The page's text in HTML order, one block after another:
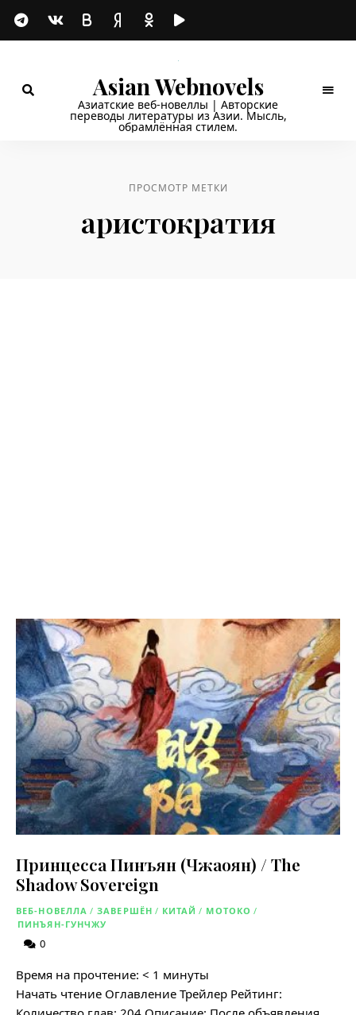
Asian Webnovels
Азиатские веб-новеллы | Авторские
переводы литературы из Азии. Мысль,
обрамлённая стилем.
ПРОСМОТР МЕТКИ
аристократия
Принцесса Пинъян (Чжаоян) / The
Shadow Sovereign
ВЕБ-НОВЕЛЛА / ЗАВЕРШЁН / КИТАЙ / МОТОКО /
ПИНЪЯН-ГУНЧЖУ
0
Время на прочтение: < 1 минуты
Начать чтение Оглавление Трейлер Рейтинг: